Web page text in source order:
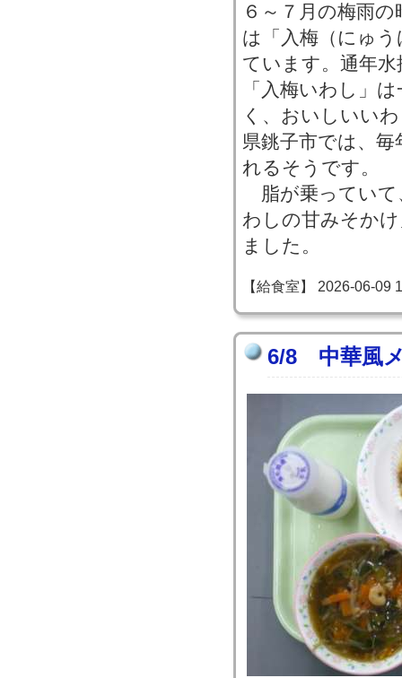
６～７月の梅雨
は「入梅（にゅ
ています。通年
「入梅いわし」
く、おいしいい
県銚子市では、
れるそうです。
脂が乗っていて
わしの甘みそか
ました。
【給食室】 2026-06-09
6/8 中華風